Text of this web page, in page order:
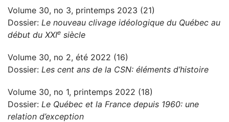
Volume 30, no 3, printemps 2023 (21)
Dossier: Le nouveau clivage idéologique du Québec au
début du XXIe siècle
Volume 30, no 2, été 2022 (16)
Dossier: Les cent ans de la CSN: éléments d’histoire
Volume 30, no 1, printemps 2022 (18)
Dossier: Le Québec et la France depuis 1960: une
relation d’exception